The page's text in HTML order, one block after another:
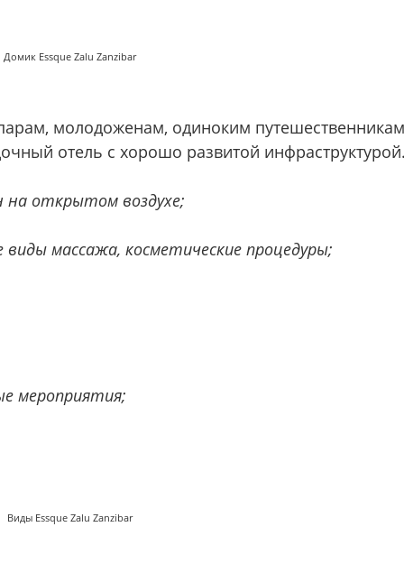
Домик Essque Zalu Zanzibar
молодоженам, одиноким путешественникам
отель с хорошо развитой инфраструктурой.
на открытом воздухе;
массажа, косметические процедуры;
мероприятия;
Виды Essque Zalu Zanzibar